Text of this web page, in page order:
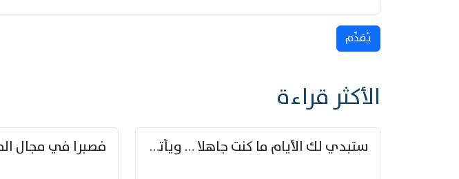
يُقدِّم
الأكثر قراءة
ستبدي لك الأيام ما كنت جاهلا … ويأتيك بالأخبار من لم تزوّد